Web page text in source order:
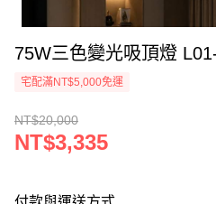
75W三色變光吸頂燈
宅配滿NT$5,000免運
NT$20,000
NT$3,335